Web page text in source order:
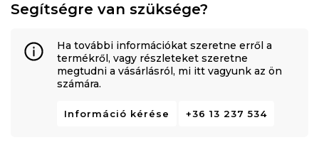
Segítségre van szüksége?
Ha további információkat szeretne erről a
termékről, vagy részleteket szeretne
megtudni a vásárlásról, mi itt vagyunk az ön
számára.
Információ kérése +36 13 237 534